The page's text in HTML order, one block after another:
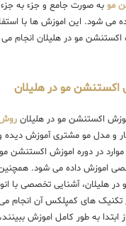
مو به صورت جامع و جزء به
می شود. این اموزش ها با
اکستنشن مو در هلیلان انجام
اکستنشن مو در هلیلان
اکستنشن مو در هلیلان
و مدل مو مشتری آموزش دیده
در دوره اموزش اکستنشن
اموزش داده می شود.
هلیلان، آشنایی تخصصی با
تکنیک های کمپلکس آن انجام
به طور کامل اموزش